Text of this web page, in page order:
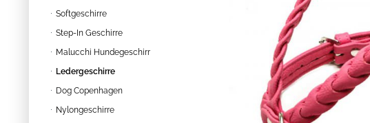
Softgeschirre
Step-In Geschirre
Malucchi Hundegeschirr
Ledergeschirre
Dog Copenhagen
Nylongeschirre